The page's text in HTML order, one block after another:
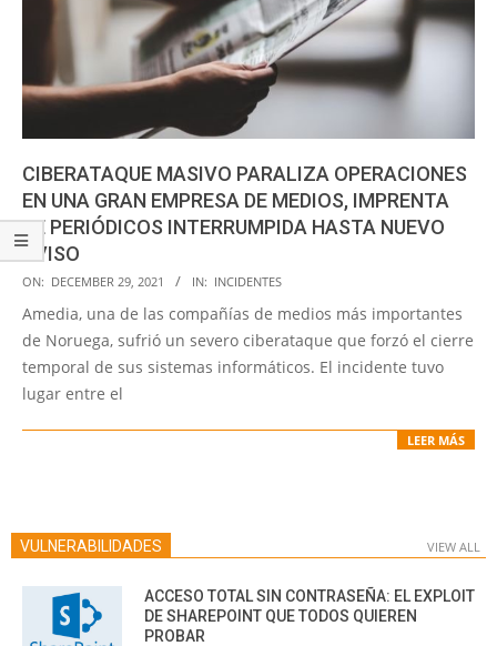
CIBERATAQUE MASIVO PARALIZA OPERACIONES
EN UNA GRAN EMPRESA DE MEDIOS, IMPRENTA
DE PERIÓDICOS INTERRUMPIDA HASTA NUEVO
AVISO
2021-
12-
29
ON: DECEMBER 29, 2021 IN: INCIDENTES
Amedia, una de las compañías de medios más importantes
de Noruega, sufrió un severo ciberataque que forzó el cierre
temporal de sus sistemas informáticos. El incidente tuvo
lugar entre el
LEER MÁS
VULNERABILIDADES VIEW ALL
ACCESO TOTAL SIN CONTRASEÑA: EL EXPLOIT
DE SHAREPOINT QUE TODOS QUIEREN
PROBAR